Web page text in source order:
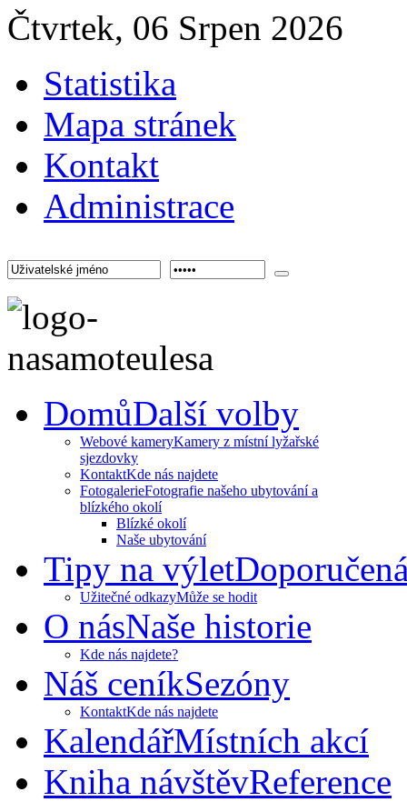
Čtvrtek, 06 Srpen 2026
Statistika
Mapa stránek
Kontakt
Administrace
DomůDalší volby
Webové kameryKamery z místní lyžařské
sjezdovky
KontaktKde nás najdete
FotogalerieFotografie našeho ubytování a
blízkého okolí
Blízké okolí
Naše ubytování
Tipy na výlet
Užitečné odkazyMůže se hodit
O násNaše historie
Kde nás najdete?
Náš ceníkSezóny
KontaktKde nás najdete
KalendářMístních akcí
Kniha návštěvReference